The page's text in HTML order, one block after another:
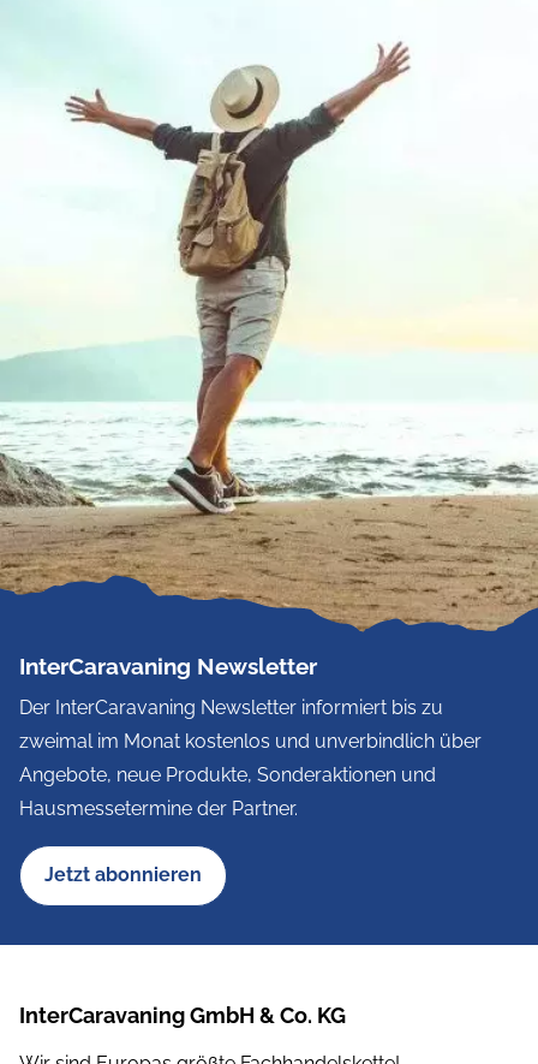
InterCaravaning Newsletter
Der InterCaravaning Newsletter informiert bis zu
zweimal im Monat kostenlos und unverbindlich über
Angebote, neue Produkte, Sonderaktionen und
Hausmessetermine der Partner.
Jetzt abonnieren
InterCaravaning GmbH & Co. KG